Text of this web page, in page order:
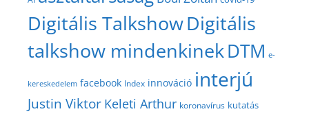
Digitális TalkshowDigitális
talkshow mindenkinekDTM e-
kereskedelem facebook Index innováció interjú
Justin Viktor Keleti Arthur koronavírus kutatás